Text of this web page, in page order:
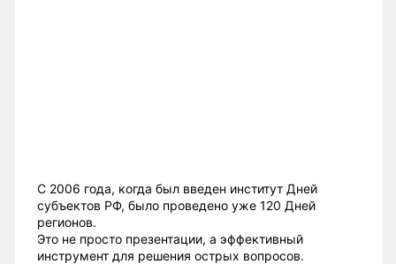
С 2006 года, когда был введен институт Дней
субъектов РФ, было проведено уже 120 Дней
регионов.
Это не просто презентации, а эффективный
инструмент для решения острых вопросов.